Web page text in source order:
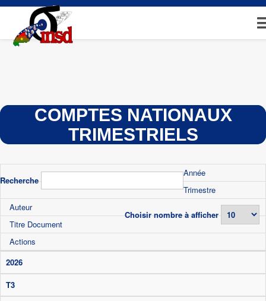
Aller
contenu
principal
COMPTES NATIONAUX
TRIMESTRIELS
Recherche
Choisir nombre à afficher
Année
Trimestre
Auteur
Titre Document
Actions
2026
T3